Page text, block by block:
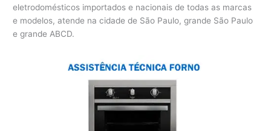
eletrodomésticos importados e nacionais de todas as marcas
e modelos, atende na cidade de São Paulo, grande São Paulo
e grande ABCD.